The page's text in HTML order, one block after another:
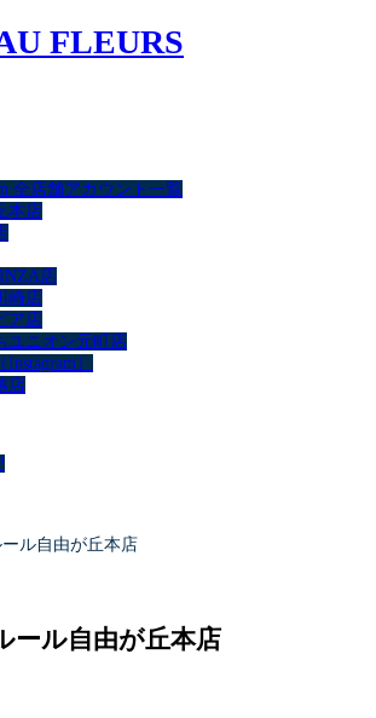
全店舗アカウント一覧
本店
店
崎店
ア店
ユニオン元町店
）
店
ル自由が丘本店
ール自由が丘本店